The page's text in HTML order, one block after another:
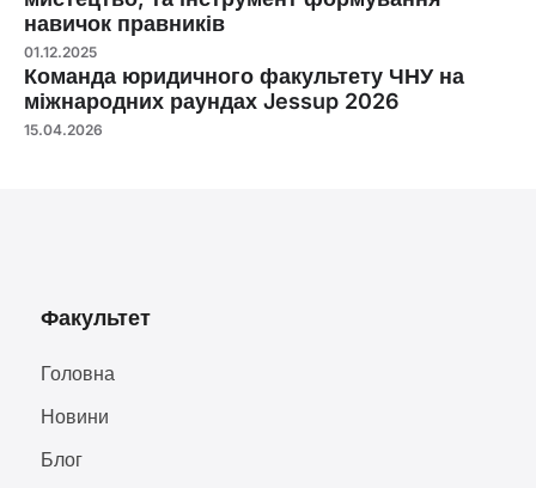
навичок правників
01.12.2025
Команда юридичного факультету ЧНУ на
міжнародних раундах Jessup 2026
15.04.2026
Факультет
Головна
Новини
Блог